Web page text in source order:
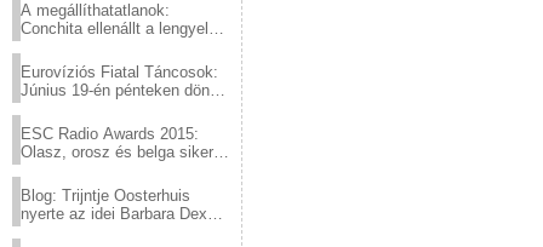
A megállíthatatlanok:
Conchita ellenállt a lengyel
Eurovíziós Fiatal Táncosok:
Június 19-én pénteken döntő
ESC Radio Awards 2015:
Olasz, orosz és belga siker,
Blog: Trijntje Oosterhuis
nyerte az idei Barbara Dex